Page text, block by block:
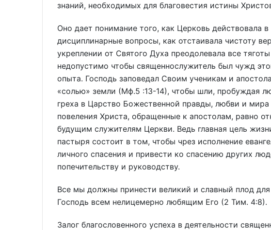
знаний, необходимых для благовестия истины
Оно дает понимание того, как Церковь действовала
дисциплинарные вопросы, как отстаивала чистоту
укреплении от Святого Духа преодолевала все
недопустимо чтобы священнослужитель был чужд
опыта. Господь заповедал Своим ученикам и
«солью» земли (Мф.5 :13-14), чтобы шли, пробуждая
греха в Царство Божественной правды, любви и
повеления Христа, обращенные к апостолам, равно
будущим служителям Церкви. Ведь главная цель
пастыря состоит в том, чтобы чрез исполнение
личного спасения и привести ко спасению других
попечительству и руководству.
Все мы должны принести великий и славный плод
Господь всем нелицемерно любящим Его (2 Тим. 4:8).
Залог благословенного успеха в деятельности